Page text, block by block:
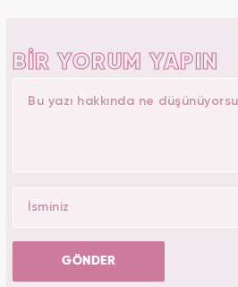
BİR YORUM YAPIN
GÖNDER